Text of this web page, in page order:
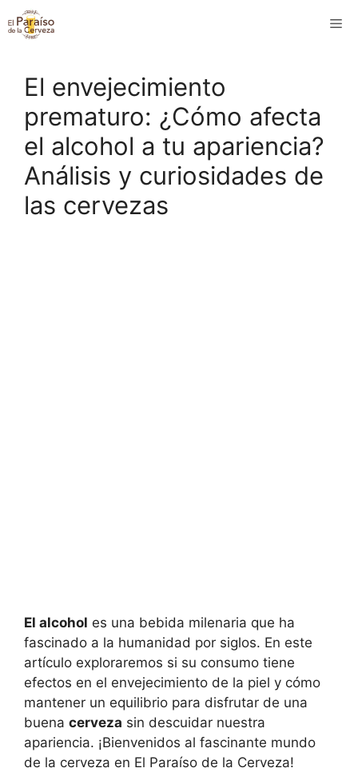
Saltar
al
El envejecimiento
prematuro: ¿Cómo afecta
el alcohol a tu apariencia?
Análisis y curiosidades de
las cervezas
El alcohol es una bebida milenaria que ha
fascinado a la humanidad por siglos. En este
artículo exploraremos si su consumo tiene
efectos en el envejecimiento de la piel y cómo
mantener un equilibrio para disfrutar de una
buena cerveza sin descuidar nuestra
apariencia. ¡Bienvenidos al fascinante mundo
de la cerveza en El Paraíso de la Cerveza!